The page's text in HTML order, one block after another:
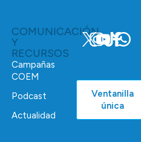
COMUNICACIÓN
Y
RECURSOS
Campañas
COEM
Podcast
Actualidad
Ventanilla
única